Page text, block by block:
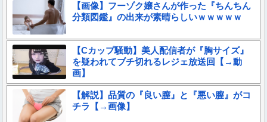
【画像】フーゾク嬢さんが作った『ちんちん
分類図鑑』の出来が素晴らしいｗｗｗｗｗ
【Cカップ騒動】美人配信者が『胸サイズ』
を疑われてブチ切れるレジェ放送回【→動
画】
【解説】品質の『良い膣』と『悪い膣』がコ
チラ【→画像】